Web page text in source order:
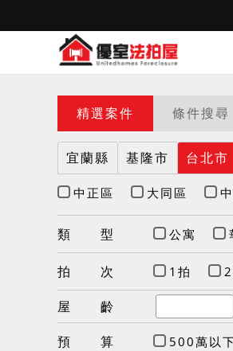
精選案件 條件搜尋
宜蘭縣 基隆市 台北市
中正區 大同區
類 型 公寓
拍 次 1拍
屋 齡
預 算 500萬以